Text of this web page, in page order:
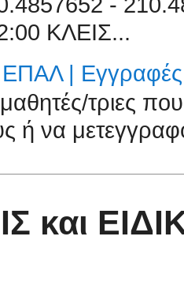
ΚΛΕΙΣ...
| Εγγραφές
τριες
ή να
και